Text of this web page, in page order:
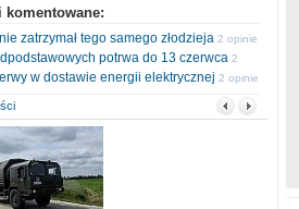
komentowane:
zatrzymał tego samego złodzieja 2 opinie
potrwa do 13 czerwca 2
w dostawie energii elektrycznej 2 opinie